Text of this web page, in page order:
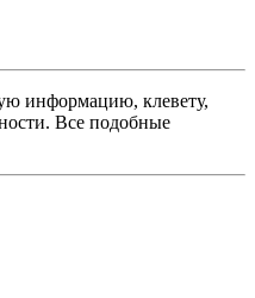
информацию, клевету,
Все подобные